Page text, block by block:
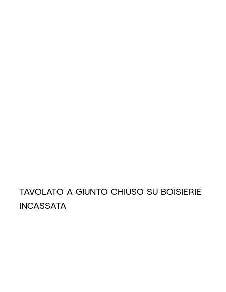
TAVOLATO A GIUNTO CHIUSO SU BOISIERIE
INCASSATA